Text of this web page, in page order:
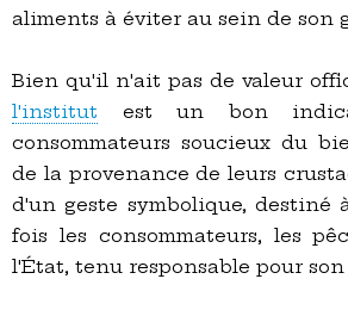
aliments à éviter au sein de son
Bien qu'il n'ait pas de valeur
l'institut est un bon
consommateurs soucieux du
de la provenance de leurs
d'un geste symbolique, destiné
fois les consommateurs, les
l'État, tenu responsable pour